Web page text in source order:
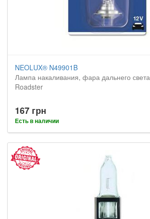
NEOLUX® N49901B
Лампа накаливания, фара дальнего
Roadster
167 грн
Есть в наличии